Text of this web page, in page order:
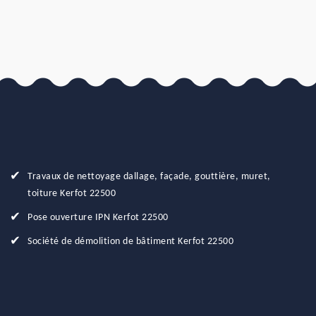
Travaux de nettoyage dallage, façade, gouttière, muret,
toiture Kerfot 22500
Pose ouverture IPN Kerfot 22500
Société de démolition de bâtiment Kerfot 22500